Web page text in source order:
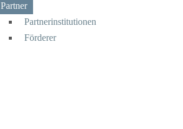
Partner
Partnerinstitutionen
Förderer